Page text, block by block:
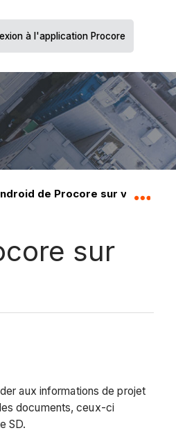
à l'application Procore
de Procore sur votre
sur
aux informations de projet
documents, ceux-ci
SD.